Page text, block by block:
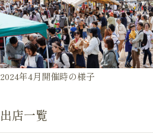
2024年4月開催時の様子
出店一覧